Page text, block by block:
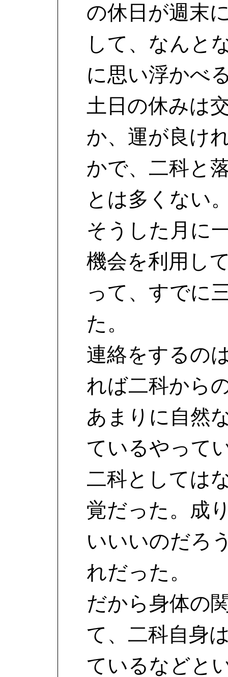
の休日が週末
して、なんと
に思い浮かべ
土日の休みは
か、運が良け
かで、二科と
とは多くない
そうした月に
機会を利用し
って、すでに
た。
連絡をするの
れば二科から
あまりに自然
ているやって
二科としては
覚だった。成
いいいのだろ
れだった。
だから身体の
て、二科自身
ているなどと